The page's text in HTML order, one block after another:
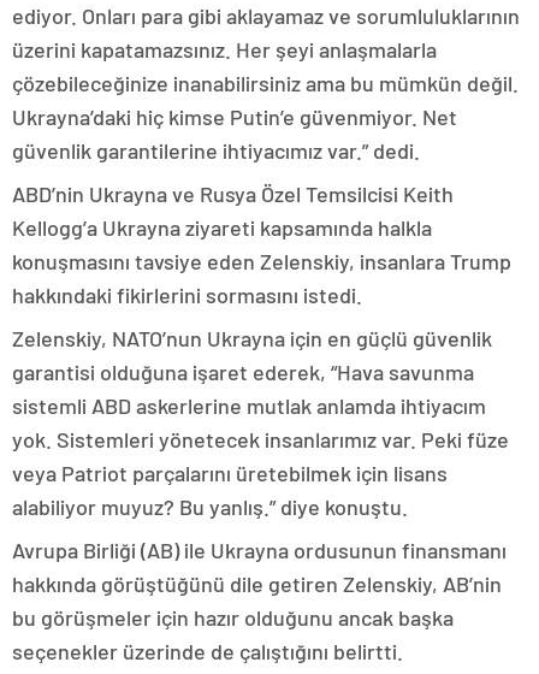
ediyor. Onları para gibi aklayamaz ve sorumluluklarının
üzerini kapatamazsınız. Her şeyi anlaşmalarla
çözebileceğinize inanabilirsiniz ama bu mümkün değil.
Ukrayna’daki hiç kimse Putin’e güvenmiyor. Net
güvenlik garantilerine ihtiyacımız var.” dedi.
ABD’nin Ukrayna ve Rusya Özel Temsilcisi Keith
Kellogg’a Ukrayna ziyareti kapsamında halkla
konuşmasını tavsiye eden Zelenskiy, insanlara Trump
hakkındaki fikirlerini sormasını istedi.
Zelenskiy, NATO’nun Ukrayna için en güçlü güvenlik
garantisi olduğuna işaret ederek, “Hava savunma
sistemli ABD askerlerine mutlak anlamda ihtiyacım
yok. Sistemleri yönetecek insanlarımız var. Peki füze
veya Patriot parçalarını üretebilmek için lisans
alabiliyor muyuz? Bu yanlış.” diye konuştu.
Avrupa Birliği (AB) ile Ukrayna ordusunun finansmanı
hakkında görüştüğünü dile getiren Zelenskiy, AB’nin
bu görüşmeler için hazır olduğunu ancak başka
seçenekler üzerinde de çalıştığını belirtti.